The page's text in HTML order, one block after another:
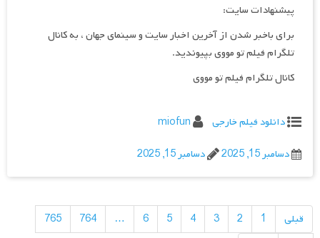
پیشنهادات سایت:
برای باخبر شدن از آخرین اخبار سایت و سینمای جهان ، به کانال
تلگرام فیلم تو مووی بپیوندید.
کانال تلگرام فیلم تو مووی
دانلود فیلم خارجی
miofun
دسامبر 15, 2025
دسامبر 15, 2025
راهبری
نوشته‌ها
قبلی 1
2
3
4
5
6
…
764
765